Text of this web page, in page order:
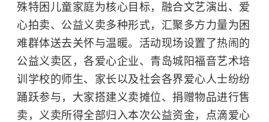
殊特困儿童家庭为核心目标，融合文艺演出、爱
心拍卖、公益义卖多种形式，汇聚多方力量为困
难群体送去关怀与温暖。活动现场设置了热闹的
公益义卖区，各爱心企业、青岛城阳福音艺术培
训学校的师生、家长以及社会各界爱心人士纷纷
踊跃参与，大家搭建义卖摊位、捐赠物品进行售
卖，义卖所得全部归入本次公益资金，点滴爱心